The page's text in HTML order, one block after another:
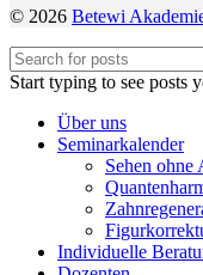
© 2026 Betewi
Start typing to see posts
Über uns
Seminarkalender
Sehen ohne
Individuelle